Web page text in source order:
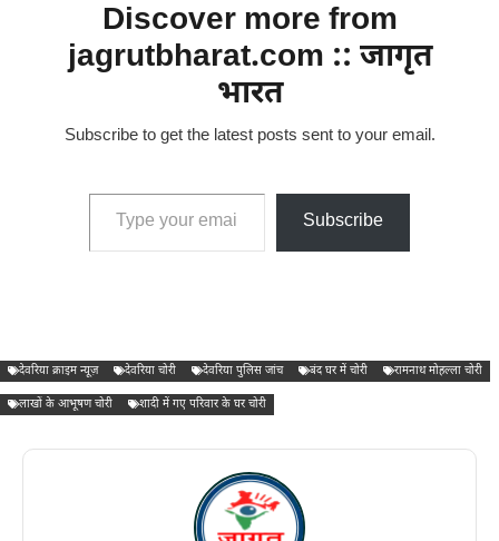
Discover more from
jagrutbharat.com :: जागृत
भारत
Subscribe to get the latest posts sent to your email.
Type your email…
Subscribe
देवरिया क्राइम न्यूज़ देवरिया चोरी देवरिया पुलिस जांच बंद घर में चोरी रामनाथ मोहल्ला चोरी
लाखों के आभूषण चोरी शादी में गए परिवार के घर चोरी